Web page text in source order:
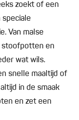
zoekt of een
Van malse
stoofpotten en
wat wils.
snelle maaltijd of
in de smaak
en zet een